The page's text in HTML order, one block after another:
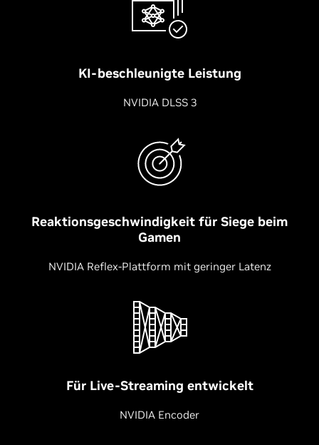
KI-beschleunigte Leistung
NVIDIA DLSS 3
Reaktionsgeschwindigkeit für Siege beim
Gamen
NVIDIA Reflex-Plattform mit geringer Latenz
Für Live-Streaming entwickelt
NVIDIA Encoder